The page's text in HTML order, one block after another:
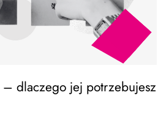
– dlaczego jej potrzebujesz